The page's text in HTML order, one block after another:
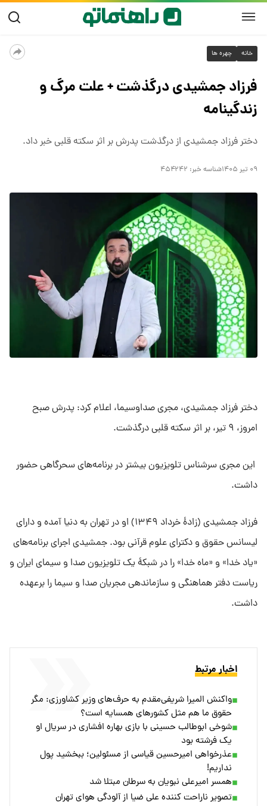
خانه چهره ها
فرزاد جمشیدی درگذشت + علت مرگ و
زندگینامه
دختر فرزاد جمشیدی از درگذشت پدرش بر اثر سکته قلبی خبر داد.
۰۹ تیر ۱۴۰۵ شناسه خبر: ۴۵۴۲۴۲
دختر فرزاد جمشیدی، مجری صداوسیما، اعلام کرد: پدرش صبح
امروز، ۹ تیر، بر اثر سکته قلبی درگذشت.
این مجری سرشناس تلویزیون بیشتر در برنامه‌های سحرگاهی حضور
داشت.
فرزاد جمشیدی (زادهٔ خرداد ۱۳۴۹) او در تهران به دنیا آمده و دارای
لیسانس حقوق و دکترای علوم قرآنی بود. جمشیدی اجرای برنامه‌های
«یاد خدا» و «ماه خدا» را در شبکۀ یک تلویزیون صدا و سیمای ایران و
ریاست دفتر هماهنگی و سازماندهی مجریان صدا و سیما را برعهده
داشت.
اخبار مرتبط
واکنش المیرا شریفی‌مقدم به حرف‌های وزیر کشاورزی: مگر
حقوق ما هم مثل کشورهای همسایه است؟
شوخی ابوطالب حسینی با بازی بهاره افشاری در سریال او
یک فرشته بود
عذرخواهی امیرحسین قیاسی از مسئولین؛ ببخشید پول
نداریم!
همسر امیرعلی نبویان به سرطان مبتلا شد
تصویر ناراحت کننده علی ضیا از آلودگی هوای تهران